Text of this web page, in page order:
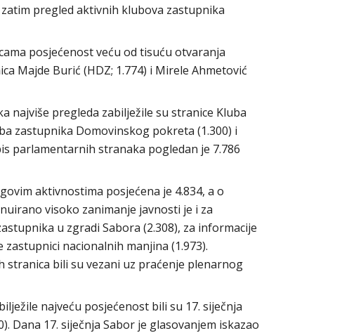
pregled aktivnih klubova zastupnika
posjećenost veću od tisuću otvaranja
Majde Burić (HDZ; 1.774) i Mirele Ahmetović
najviše pregleda zabilježile su stranice Kluba
zastupnika Domovinskog pokreta (1.300) i
parlamentarnih stranaka pogledan je 7.786
aktivnostima posjećena je 4.834, a o
visoko zanimanje javnosti je i za
u zgradi Sabora (2.308), za informacije
nacionalnih manjina (1.973).
stranica bili su vezani uz praćenje plenarnog
najveću posjećenost bili su 17. siječnja
Dana 17. siječnja Sabor je glasovanjem iskazao